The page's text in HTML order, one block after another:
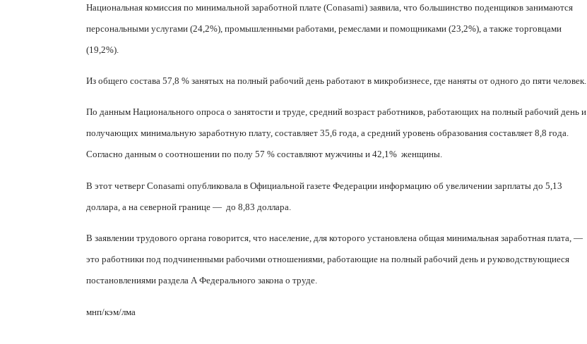
Национальная комиссия по минимальной заработной плате (Conasami) заявила, что большинство поденщиков занимаются
персональными услугами (24,2%), промышленными работами, ремеслами и помощниками (23,2%), а также торговцами
(19,2%).
Из общего состава 57,8 % занятых на полный рабочий день работают в микробизнесе, где наняты от одного до пяти человек.
По данным Национального опроса о занятости и труде, средний возраст работников, работающих на полный рабочий день и
получающих минимальную заработную плату, составляет 35,6 года, а средний уровень образования составляет 8,8 года.
Согласно данным о соотношении по полу 57 % составляют мужчины и 42,1% женщины.
В этот четверг Conasami опубликовала в Официальной газете Федерации информацию об увеличении зарплаты до 5,13
доллара, а на северной границе — до 8,83 доллара.
В заявлении трудового органа говорится, что население, для которого установлена общая минимальная заработная плата, —
это работники под подчиненными рабочими отношениями, работающие на полный рабочий день и руководствующиеся
постановлениями раздела A Федерального закона о труде.
мнп/кэм/лма